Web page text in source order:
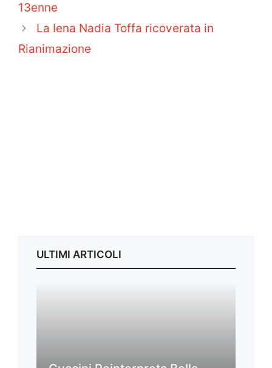
13enne
La Iena Nadia Toffa ricoverata in
Rianimazione
ULTIMI ARTICOLI